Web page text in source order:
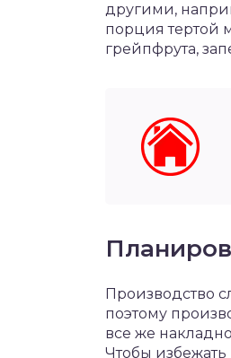
другими,
порция тертой
грейпфрута,
Производство
поэтому
все же
Чтобы